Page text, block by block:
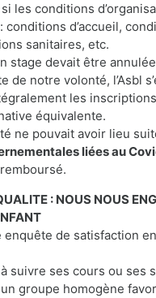
les conditions
d’accueil,
sanitaires, etc.
stage devait être
de notre volonté, l’Asbl
les
équivalente.
ne pouvait avoir lieu
liées au
: NOUS NOUS
enquête de satisfaction
suivre ses cours ou ses
groupe homogène